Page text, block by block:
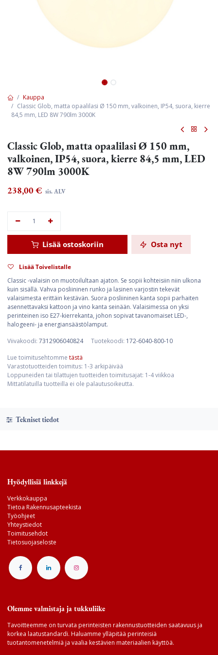
Kauppa
Classic Glob, matta opaalilasi Ø 150 mm, valkoinen, IP54, suora, kierre
84,5 mm, LED 8W 790lm 3000K
Classic Glob, matta opaalilasi Ø 150 mm,
valkoinen, IP54, suora, kierre 84,5 mm, LED
8W 790lm 3000K
238,00 € sis. ALV
Lisää ostoskoriin Osta nyt
Lisää Toivelistalle
Classic -valaisin on muotoilultaan ajaton. Se sopii kohteisiin niin ulkona
kuin sisällä. Vahva posliininen runko ja lasinen varjostin tekevät
valaisimesta erittäin kestävän. Suora posliininen kanta sopii parhaiten
asennettavaksi kattoon ja vino kanta seinään. Valaisimessa on yksi
perinteinen iso E27-kierrekanta, johon sopivat tavanomaiset LED-,
halogeeni- ja energiansäästölamput.
Viivakoodi: 7312906040824 Tuotekoodi: 172-6040-800-10
Lue toimitusehtomme tästä
Varastotuotteiden toimitus: 1-3 arkipäivää
Loppuneiden tai tilattujen tuotteiden toimitusajat: 1-4 viikkoa
Mittatilatuilla tuotteilla ei ole palautusoikeutta.
Tekniset tiedot
Hyödyllisiä linkkejä
Verkkokauppa
Tietoa Rakennusapteekista
Työohjeet
Yhteystiedot
Toimitusehdot
Tietosuojaseloste
Olemme valmistaja ja tukkuliike
Tavoitteemme on turvata perinteisten rakennustuotteiden saatavuus ja
korkea laatustandardi. Haluamme ylläpitää perinteisiä
tuotantomenetelmiä ja vaalia kestävien materiaalien käyttöä.